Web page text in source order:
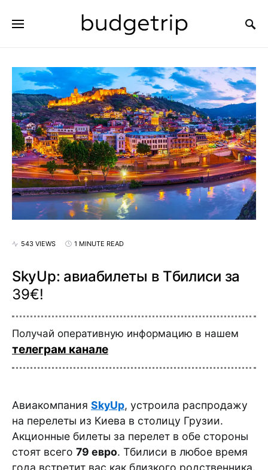
543 VIEWS 1 MINUTE READ
SkyUp: авиабилеты в Тбилиси за
39€!
Получай оперативную информацию в нашем
телеграм канале
Авиакомпания SkyUp, устроила распродажу
на перелеты из Киева в столицу Грузии.
Акционные билеты за перелет в обе стороны
стоят всего 79 евро. Тбилиси в любое время
года встретит вас как близкого родственника.